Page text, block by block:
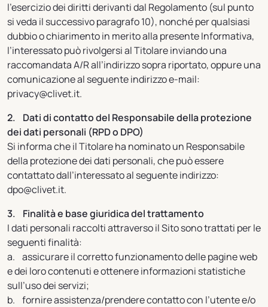
l’esercizio dei diritti derivanti dal Regolamento (sul punto
si veda il successivo paragrafo 10), nonché per qualsiasi
dubbio o chiarimento in merito alla presente Informativa,
l’interessato può rivolgersi al Titolare inviando una
raccomandata A/R all’indirizzo sopra riportato, oppure una
comunicazione al seguente indirizzo e-mail:
privacy@clivet.it.
2. Dati di contatto del Responsabile della protezione
dei dati personali (RPD o DPO)
Si informa che il Titolare ha nominato un Responsabile
della protezione dei dati personali, che può essere
contattato dall’interessato al seguente indirizzo:
dpo@clivet.it.
3. Finalità e base giuridica del trattamento
I dati personali raccolti attraverso il Sito sono trattati per le
seguenti finalità:
a. assicurare il corretto funzionamento delle pagine web
e dei loro contenuti e ottenere informazioni statistiche
sull’uso dei servizi;
b. fornire assistenza/prendere contatto con l’utente e/o